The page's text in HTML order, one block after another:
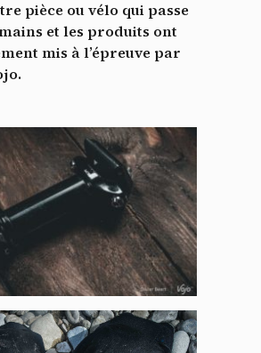
pièce ou vélo qui passe
et les produits ont
mis à l’épreuve par